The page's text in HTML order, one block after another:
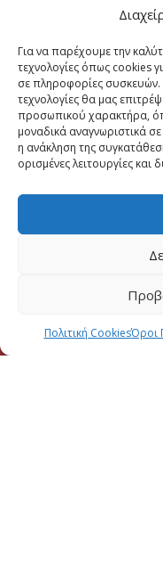
Για να παρέχουμε την
τεχνολογίες όπως cookies
σε πληροφορίες συσκευών.
τεχνολογίες θα μας
προσωπικού χαρακτήρα,
μοναδικά αναγνωριστικά
η ανάκληση της
ορισμένες λειτουργίες και
Πολιτική CookiesΌροι
Εγγραφή στο
Το Email σας (υποχρεωτικο)
Μηνυμα